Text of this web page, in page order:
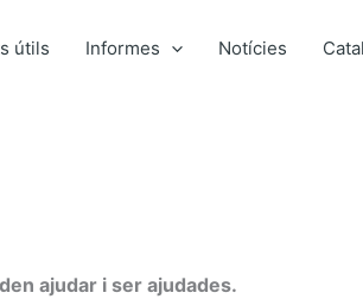
útils Informes Notícies
ajudar i ser ajudades.